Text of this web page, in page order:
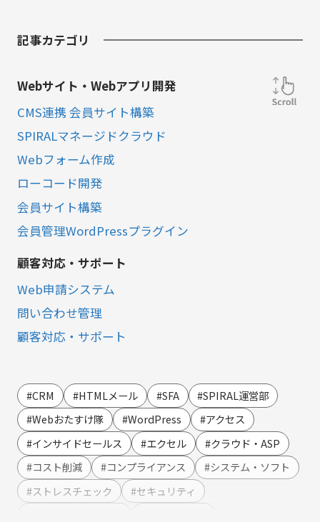
記事カテゴリ
Webサイト・Webアプリ開発
CMS連携 会員サイト構築
SPIRALマネージドクラウド
Webフォーム作成
ローコード開発
会員サイト構築
会員管理WordPressプラグイン
顧客対応・サポート
Web申請システム
問い合わせ管理
顧客対応・サポート
LINE連携
SMS連携
Webイベント（ウェビナー）オンライン受付管理
アンケート作成
セミナー・イベント管理
#CRM #HTMLメール #SFA
#SPIRAL運営部
#Webおたすけ隊
#WordPress
#アクセス
#インサイドセールス
#エクセル
#クラウド・ASP
#コスト削減
#コンプライアンス
#システム・ソフト
#ストレスチェック
#セキュリティ